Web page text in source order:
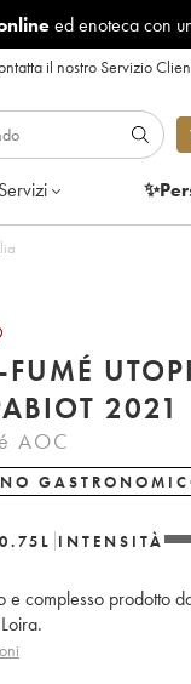
ed enoteca con
il nostro Servizio
Servizi
FUMÉ
2021
AOC
0.75 L INTENSITÀ
e complesso prodotto